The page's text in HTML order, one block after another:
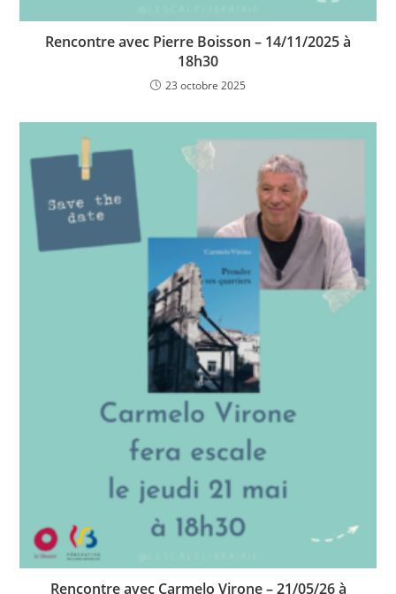
Rencontre avec Pierre Boisson – 14/11/2025 à
18h30
23 octobre 2025
Rencontre avec Carmelo Virone – 21/05/26 à